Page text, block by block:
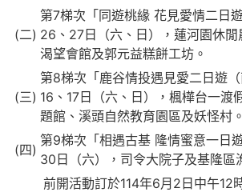
(二)
第7梯次「同遊桃緣 花見愛情二日
26、27日（六、日），蓮河園休閒
渴望會館及郭元益糕餅工坊。
(三)
第8梯次「鹿谷情投遇見愛二日遊
16、17日（六、日），楓樺台一渡
題館、溪頭自然教育園區及妖怪村。
(四)
第9梯次「相遇古基 隆情蜜意一日
30日（六），司令大院子及基隆區
前開活動訂於114年6月2日中午12